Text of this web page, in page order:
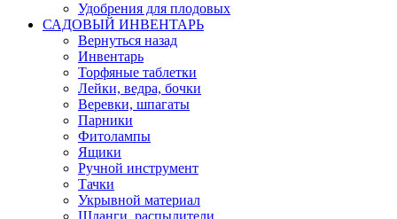
Удобрения для плодовых
САДОВЫЙ ИНВЕНТАРЬ
Вернуться назад
Инвентарь
Торфяные таблетки
Лейки, ведра, бочки
Веревки, шпагаты
Парники
Фитолампы
Ящики
Ручной инструмент
Тачки
Укрывной материал
Шланги, распылители